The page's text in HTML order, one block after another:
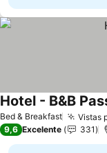
Bed & Breakfast Vistas
Hotel - B&B
9,6 Excelente 331